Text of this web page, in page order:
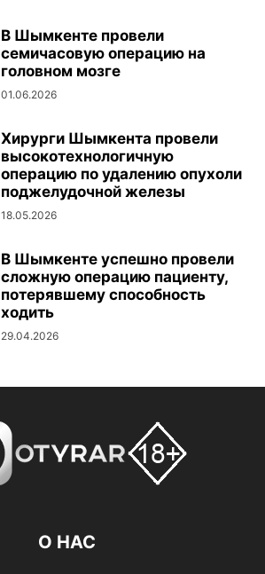
В Шымкенте провели
семичасовую операцию на
головном мозге
01.06.2026
Хирурги Шымкента провели
высокотехнологичную
операцию по удалению опухоли
поджелудочной железы
18.05.2026
В Шымкенте успешно провели
сложную операцию пациенту,
потерявшему способность
ходить
29.04.2026
О НАС